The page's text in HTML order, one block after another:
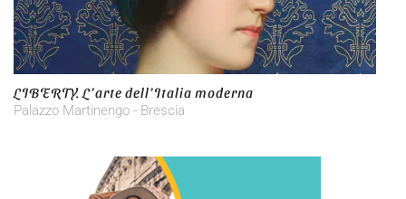
LIBERTY. L’arte dell’Italia moderna
Palazzo Martinengo - Brescia